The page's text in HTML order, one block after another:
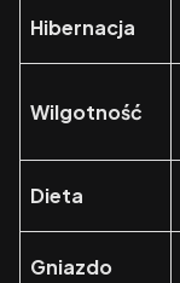
Hibernacja
Wilgotność
Dieta
Gniazdo